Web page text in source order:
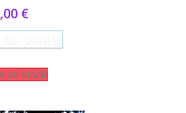
€
de stock